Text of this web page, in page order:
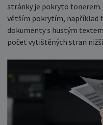
stránky je pokryto
větším pokrytím, například
dokumenty s hustým
počet vytištěných stran